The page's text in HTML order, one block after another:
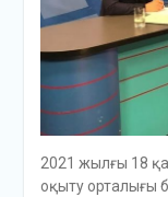
2021 жылғы 18
оқыту орталығы